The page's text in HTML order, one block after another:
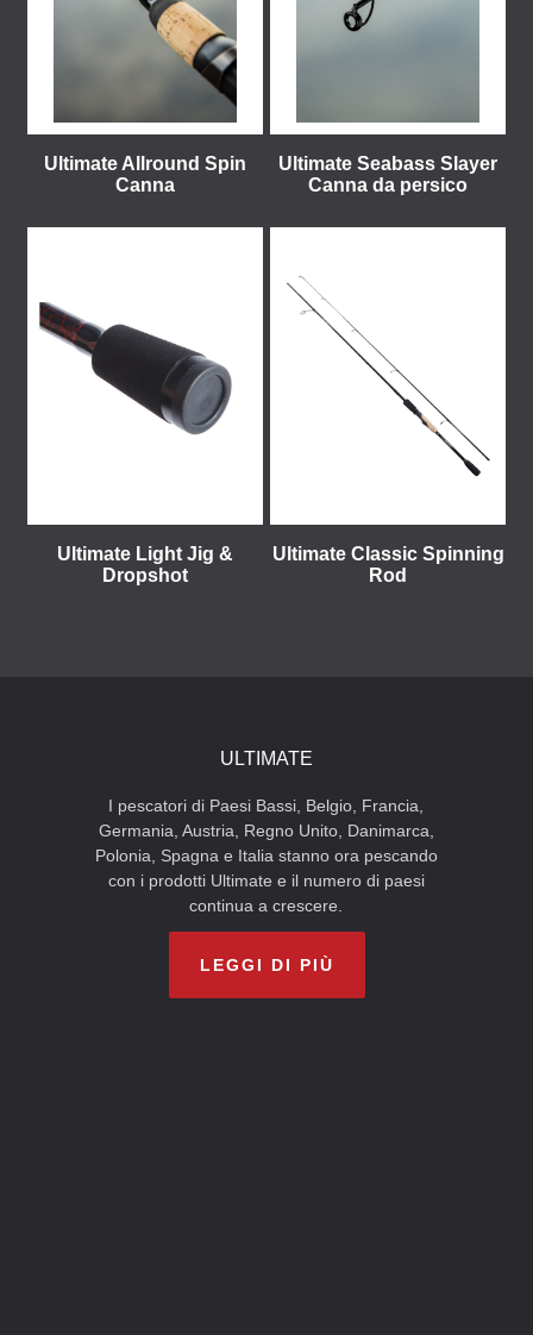
Ultimate Allround Spin
Canna
Ultimate Seabass Slayer
Canna da persico
Ultimate Light Jig &
Dropshot
Ultimate Classic Spinning
Rod
ULTIMATE
I pescatori di Paesi Bassi, Belgio, Francia,
Germania, Austria, Regno Unito, Danimarca,
Polonia, Spagna e Italia stanno ora pescando
con i prodotti Ultimate e il numero di paesi
continua a crescere.
LEGGI DI PIÙ